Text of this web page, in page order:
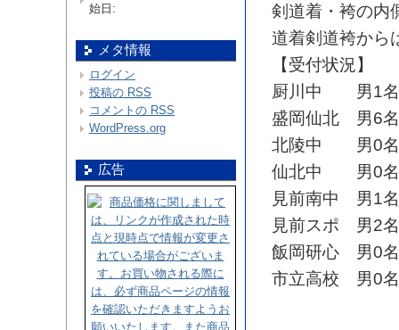
剣道着・袴の内
道着剣道袴か
【受付状況】
厨川中 男1名
盛岡仙北 男6
北陵中 男0名
仙北中 男0名
見前南中 男1
見前スポ 男2
飯岡研心 男0
市立高校 男0
始日:
メタ情報
ログイン
投稿の RSS
コメントの RSS
WordPress.org
広告